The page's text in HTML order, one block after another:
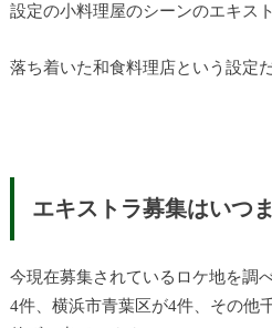
設定の小料理屋のシーンのエキス
落ち着いた和食料理店という設定
エキストラ募集はいつ
今現在募集されているロケ地を調
4件、横浜市青葉区が4件、その他